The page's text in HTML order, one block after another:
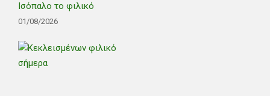
Ισόπαλο το φιλικό
01/08/2026